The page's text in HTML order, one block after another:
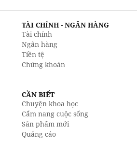
TÀI CHÍNH - NGÂN HÀNG
Tài chính
Ngân hàng
Tiền tệ
Chứng khoán
CẦN BIẾT
Chuyện khoa học
Cẩm nang cuộc sống
Sản phẩm mới
Quảng cáo